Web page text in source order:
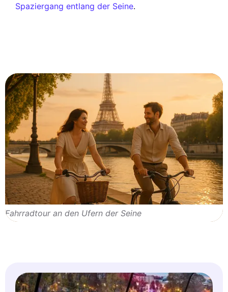
Spaziergang entlang der Seine.
Fahrradtour an den Ufern der Seine